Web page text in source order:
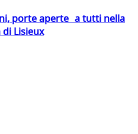
porte aperte a tutti nella
di Lisieux